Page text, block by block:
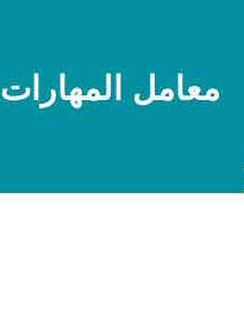
معامل المهارات